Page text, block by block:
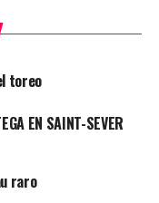
toreo
EN SAINT-SEVER
raro